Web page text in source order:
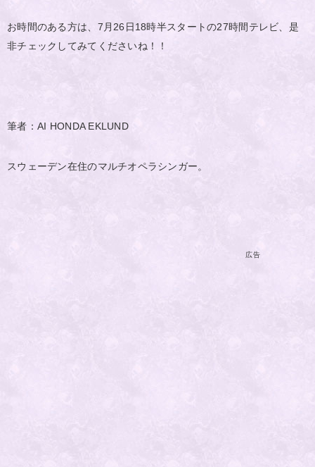
お時間のある方は、7月26日18時半スタートの27時間テレビ、是
非チェックしてみてくださいね！！
筆者：AI HONDA EKLUND
スウェーデン在住のマルチオペラシンガー。
広告